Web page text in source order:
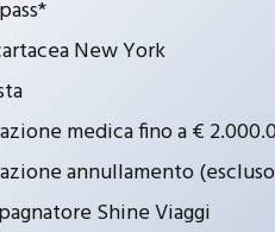
New York
medica fino a €
annullamento
Shine Viaggi